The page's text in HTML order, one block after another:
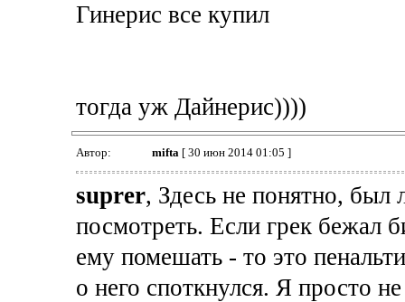
Гинерис все купил
тогда уж Дайнерис))))
Автор: mifta[ 30 июн 2014 01:05 ]
suprer, Здесь не понятно,
посмотреть. Если грек бежал
ему помешать - то это
о него споткнулся. Я просто